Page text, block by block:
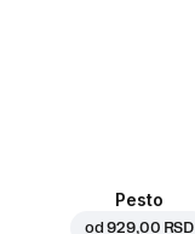
Pesto
od929,00 RSD